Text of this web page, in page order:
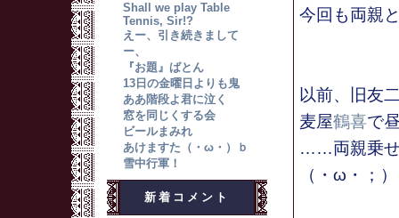
Shall we play Table
Tennis, Sir!?
えー、引き続きまして
ー、
『お題』ばとん
13日の金曜日よりも鬼
ああ階段よ君に泣く
窓を同じくする会
ビールまみれ
あけますた（・ω・）ｂ
雪中行軍！
新着コメント
今回も両親
以前、旧友
麦屋鶴喜で
……両親乗せ
（・ω・；）